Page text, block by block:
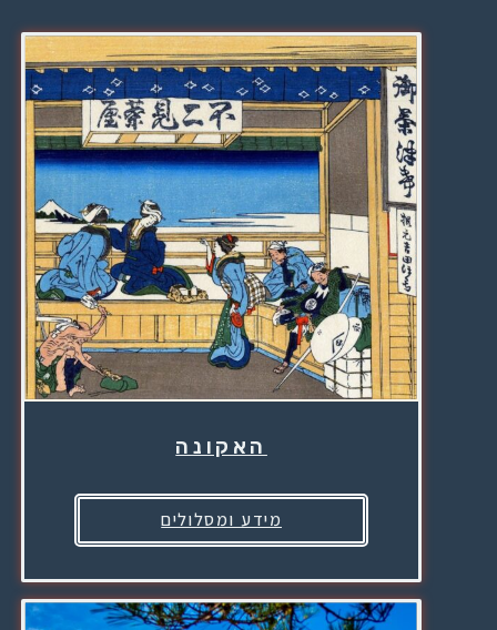
האקונה
מידע ומסלולים